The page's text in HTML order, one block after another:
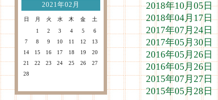
2021年02月
日 月 火 水 木 金
土
1
2 3 4 5
6
7
8 9 10 11 12
13
14
15 16 17 18 19
20
21
22 23 24 25 26
27
28
2018年10月05
2018年04月17
2017年07月24
2017年05月30
2016年05月26
2016年05月26
2015年07月27
2015年05月28